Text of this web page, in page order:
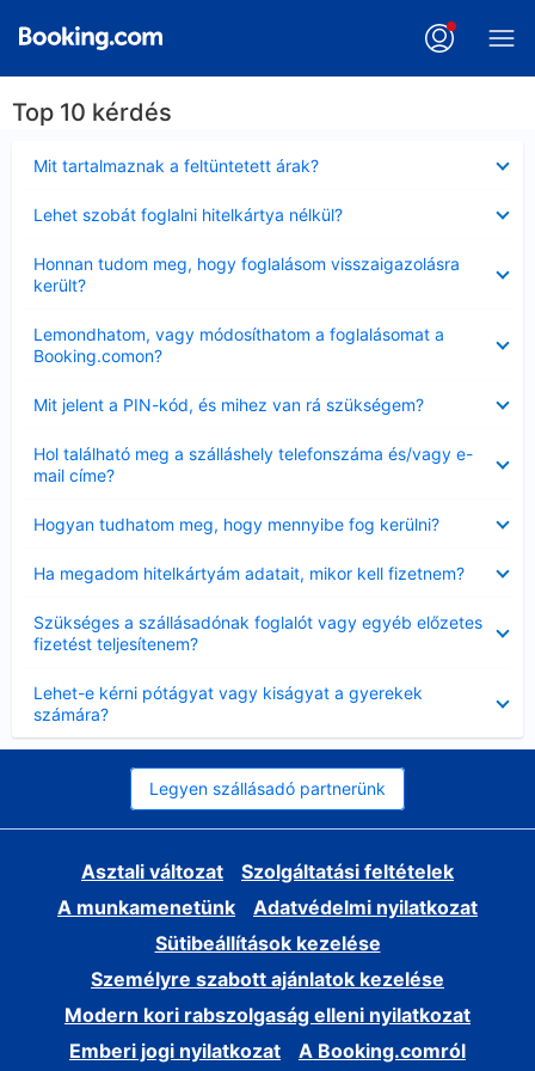
Top 10 kérdés
Mit tartalmaznak a feltüntetett árak?
Lehet szobát foglalni hitelkártya nélkül?
Honnan tudom meg, hogy foglalásom visszaigazolásra
került?
Lemondhatom, vagy módosíthatom a foglalásomat a
Booking.comon?
Mit jelent a PIN-kód, és mihez van rá szükségem?
Hol található meg a szálláshely telefonszáma és/vagy e-
mail címe?
Hogyan tudhatom meg, hogy mennyibe fog kerülni?
Ha megadom hitelkártyám adatait, mikor kell fizetnem?
Szükséges a szállásadónak foglalót vagy egyéb előzetes
fizetést teljesítenem?
Lehet-e kérni pótágyat vagy kiságyat a gyerekek
számára?
Legyen szállásadó partnerünk
Asztali változat
Szolgáltatási feltételek
A munkamenetünk
Adatvédelmi nyilatkozat
Sütibeállítások kezelése
Személyre szabott ajánlatok kezelése
Modern kori rabszolgaság elleni nyilatkozat
Emberi jogi nyilatkozat
A Booking.comról